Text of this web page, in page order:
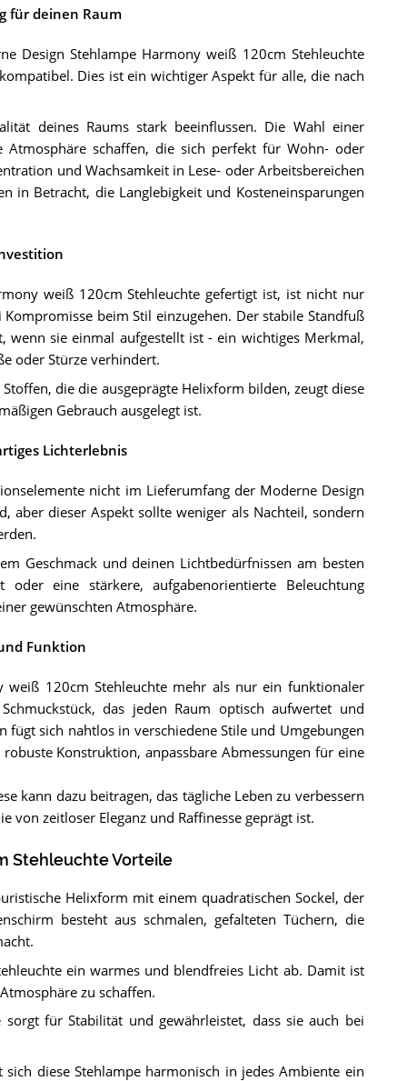
für deinen Raum
Design Stehlampe Harmony weiß 120cm Stehleuchte
Dies ist ein wichtiger Aspekt für alle, die nach
deines Raums stark beeinflussen. Die Wahl einer
schaffen, die sich perfekt für Wohn- oder
und Wachsamkeit in Lese- oder Arbeitsbereichen
in Betracht, die Langlebigkeit und Kosteneinsparungen
weiß 120cm Stehleuchte gefertigt ist, ist nicht nur
beim Stil einzugehen. Der stabile Standfuß
wenn sie einmal aufgestellt ist - ein wichtiges Merkmal,
oder Stürze verhindert.
die die ausgeprägte Helixform bilden, zeugt diese
Gebrauch ausgelegt ist.
Lichterlebnis
nicht im Lieferumfang der Moderne Design
aber dieser Aspekt sollte weniger als Nachteil, sondern
Geschmack und deinen Lichtbedürfnissen am besten
eine stärkere, aufgabenorientierte Beleuchtung
gewünschten Atmosphäre.
Funktion
120cm Stehleuchte mehr als nur ein funktionaler
das jeden Raum optisch aufwertet und
sich nahtlos in verschiedene Stile und Umgebungen
Konstruktion, anpassbare Abmessungen für eine
kann dazu beitragen, das tägliche Leben zu verbessern
von zeitloser Eleganz und Raffinesse geprägt ist.
Stehleuchte Vorteile
Helixform mit einem quadratischen Sockel, der
besteht aus schmalen, gefalteten Tüchern, die
ein warmes und blendfreies Licht ab. Damit ist
zu schaffen.
sorgt für Stabilität und gewährleistet, dass sie auch bei
diese Stehlampe harmonisch in jedes Ambiente ein